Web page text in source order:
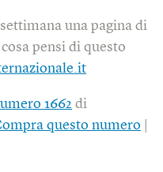
una pagina di
pensi di questo
1662 di
questo numero